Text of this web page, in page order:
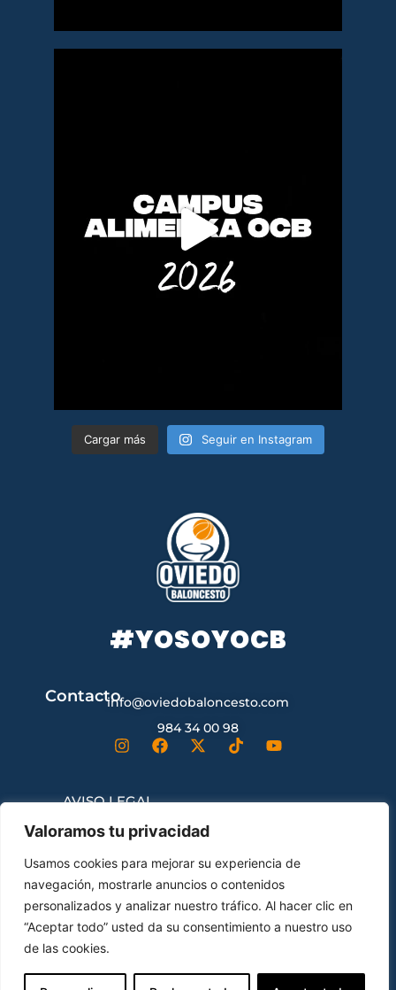
Valoramos tu privacidad
Usamos cookies para mejorar su experiencia de
navegación, mostrarle anuncios o contenidos
personalizados y analizar nuestro tráfico. Al hacer clic en
“Aceptar todo” usted da su consentimiento a nuestro uso
de las cookies.
Cargar más Seguir en Instagram
#YOSOYOCB
Contactoinfo@oviedobaloncesto.com
984 34 00 98
AVISO LEGAL
CONTRATACIÓN
ENVÍOS Y DEVOLUCIONES